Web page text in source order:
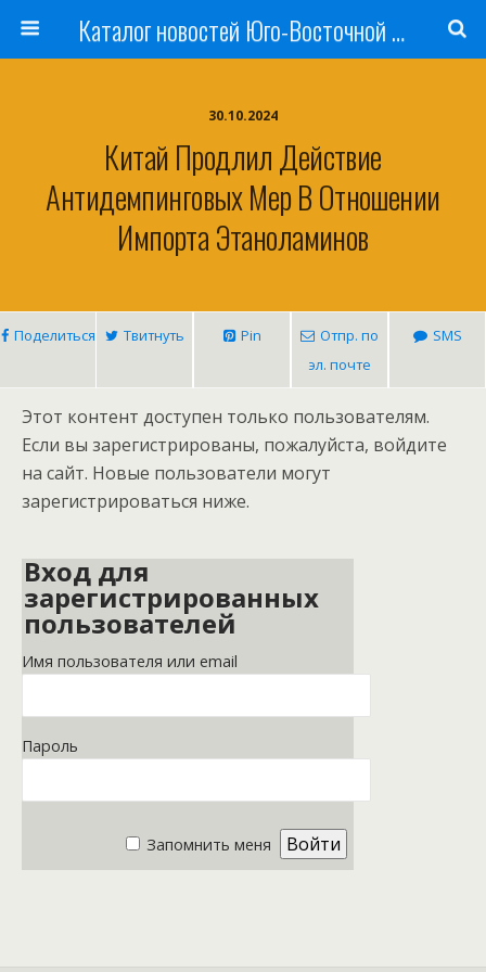
Каталог новостей Юго-Восточной Азии, Австралии и Океании
30.10.2024
Китай Продлил Действие
Антидемпинговых Мер В Отношении
Импорта Этаноламинов
Поделиться Твитнуть Pin
Отпр. по
эл. почте
SMS
Этот контент доступен только пользователям.
Если вы зарегистрированы, пожалуйста, войдите
на сайт. Новые пользователи могут
зарегистрироваться ниже.
Вход для
зарегистрированных
пользователей
Имя пользователя или email
Пароль
Запомнить меня